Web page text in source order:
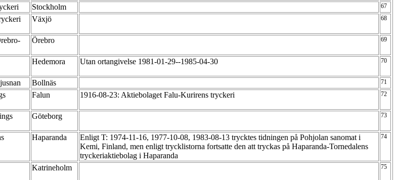
Stockholm 67
Växjö 68
Örebro 69
Hedemora Utan ortangivelse 1981-01-29--1985-04-30 70
Bollnäs 71
Falun 1916-08-23: Aktiebolaget Falu-Kurirens tryckeri 72
Göteborg 73
Haparanda
Enligt T: 1974-11-16, 1977-10-08, 1983-08-13 trycktes tidningen på Pohjolan sanomat i
Kemi, Finland, men enligt trycklistorna fortsatte den att tryckas på Haparanda-Tornedalens
tryckeriaktiebolag i Haparanda
74
Katrineholm 75